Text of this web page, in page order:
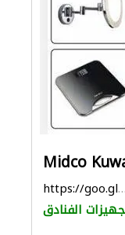
Midco
https://goo.gl/maps/BPrsm3Bqxfv8YFyA9
الفنادق